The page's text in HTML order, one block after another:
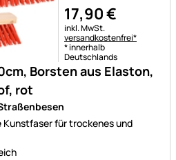
Borsten aus Elaston,
rot
für trockenes und
17,90€
Steuerhinweis:
inkl. MwSt.
versandkostenfrei*
* innerhalb
Deutschlands